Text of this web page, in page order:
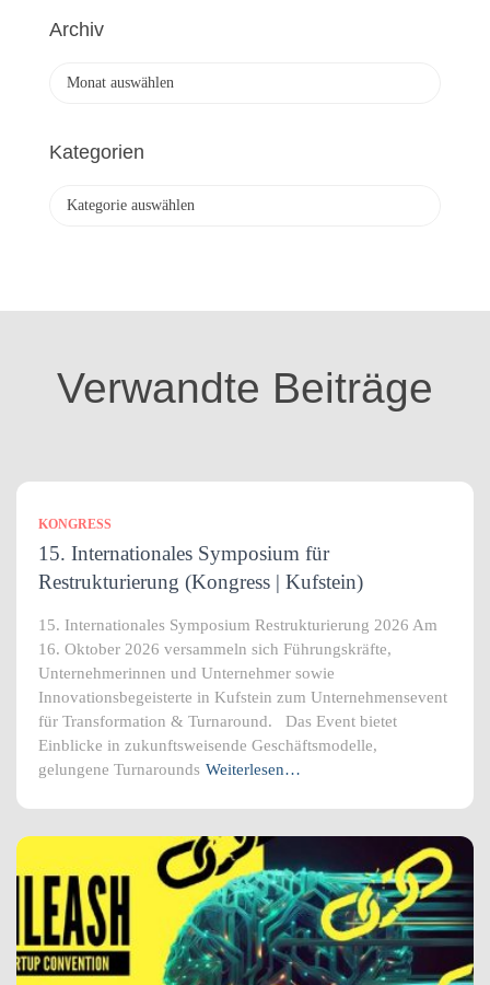
Archiv
h
Kategorien
o
Verwandte Beiträge
KONGRESS
15. Internationales Symposium für
Restrukturierung (Kongress | Kufstein)
15. Internationales Symposium Restrukturierung 2026 Am
16. Oktober 2026 versammeln sich Führungskräfte,
Unternehmerinnen und Unternehmer sowie
Innovationsbegeisterte in Kufstein zum Unternehmensevent
für Transformation & Turnaround. Das Event bietet
Einblicke in zukunftsweisende Geschäftsmodelle,
gelungene Turnarounds Weiterlesen…